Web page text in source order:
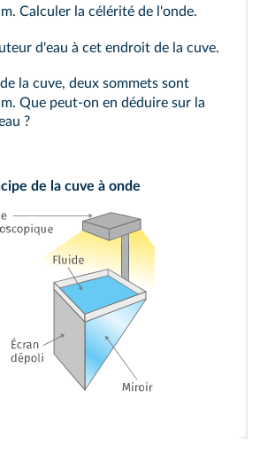
Calculer la célérité de l'onde.
d'eau à cet endroit de la cuve.
la cuve, deux sommets sont
Que peut-on en déduire sur la
?
de la cuve à onde